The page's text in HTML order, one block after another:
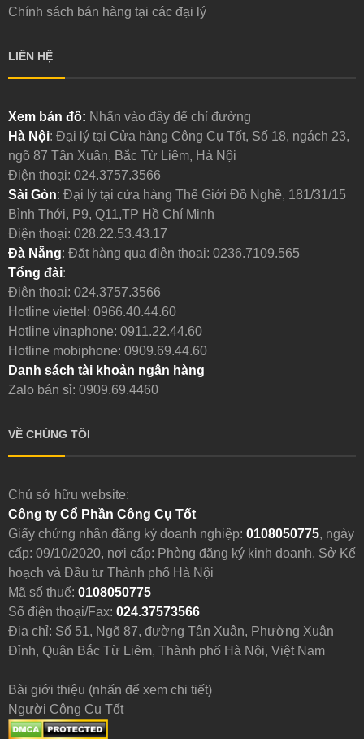
Chính sách bán hàng tại các đại lý
LIÊN HỆ
Xem bản đồ: Nhấn vào đây để chỉ đường
Hà Nội: Đại lý tại Cửa hàng Công Cụ Tốt, Số 18, ngách 23,
ngõ 87 Tân Xuân, Bắc Từ Liêm, Hà Nội
Điện thoại: 024.3757.3566
Sài Gòn: Đại lý tại cửa hàng Thế Giới Đồ Nghề, 181/31/15
Bình Thới, P9, Q11,TP Hồ Chí Minh
Điện thoại: 028.22.53.43.17
Đà Nẵng: Đặt hàng qua điện thoại: 0236.7109.565
Tổng đài:
Điện thoại: 024.3757.3566
Hotline viettel: 0966.40.44.60
Hotline vinaphone: 0911.22.44.60
Hotline mobiphone: 0909.69.44.60
Danh sách tài khoản ngân hàng
Zalo bán sỉ: 0909.69.4460
VỀ CHÚNG TÔI
Chủ sở hữu website:
Công ty Cổ Phần Công Cụ Tốt
Giấy chứng nhận đăng ký doanh nghiệp: 0108050775, ngày
cấp: 09/10/2020, nơi cấp: Phòng đăng ký kinh doanh, Sở Kế
hoạch và Đầu tư Thành phố Hà Nội
Mã số thuế: 0108050775
Số điện thoại/Fax: 024.37573566
Địa chỉ: Số 51, Ngõ 87, đường Tân Xuân, Phường Xuân
Đỉnh, Quận Bắc Từ Liêm, Thành phố Hà Nội, Việt Nam
Bài giới thiệu (nhấn để xem chi tiết)
Người Công Cụ Tốt